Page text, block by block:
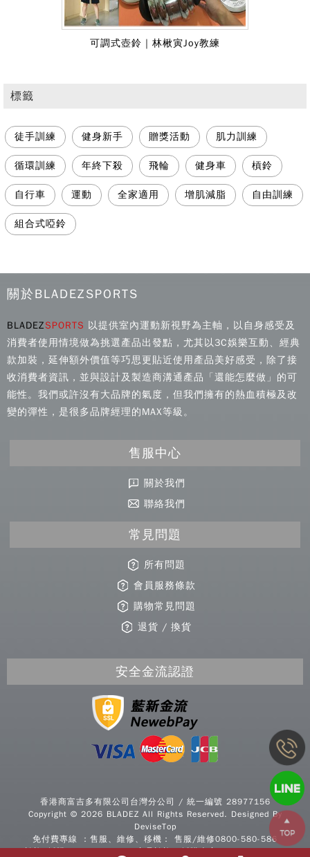
©
All
可調式壺鈴｜林楸寅Joy教練
標籤
徒手訓練 健身新手 贈獎活動 肌力訓練
循環訓練 年終下殺 飛輪 健身車 槓鈴
自行車 運動 全家適用 增肌減脂 自由訓練
組合式啞鈴
關於BLADEZSPORTS
BLADEZSPORTS 以提供室內運動新視野為主軸，以自身感受及
消費者使用情境做為挑選產品出發點，尤其以3C娛樂互動、經典
款加裝，延伸額外價值等巧思更貼近使用產品美好感受，除了接
收消費者資訊，並與設計及製造商溝通產品「還能怎麼做」的可
能性。我們或許沒有大品牌的氣度，但我們擁有的熱血積極及改
變的彈性，是很多品牌經理的MAX等級。
售服中心
關於我們
聯絡我們
常見問題
所有問題
會員服務條款
購物常見問題
退貨 / 換貨
安全金流認證
香港商富吉多有限公司台灣分公司 / 統一編號 28977156
Copyright © 2026 BLADEZ All Rights Reserved. Designed By
DeviseTop
免付費專線 ：售服、維修、移機： 售服/維修0800-580-586
諮詢/採購0800-277339 / 商品諮詢、採購專案：0800-277339